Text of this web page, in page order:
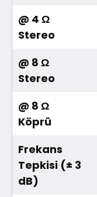
@ 4 Ω
Stereo
@ 8 Ω
Stereo
@ 8 Ω
Köprü
Frekans
Tepkisi (± 3
dB)